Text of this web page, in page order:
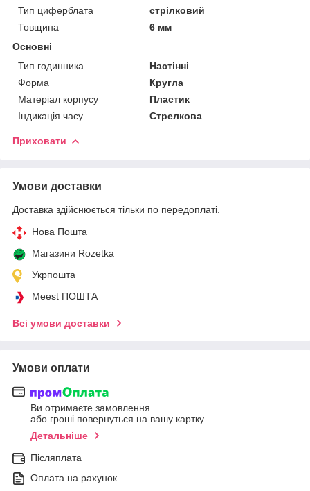
Тип циферблата
стрілковий
Товщина
6 мм
Основні
Тип годинника
Настінні
Форма
Кругла
Матеріал корпусу
Пластик
Індикація часу
Стрелкова
Приховати
Умови доставки
Доставка здійснюється тільки по передоплаті.
Нова Пошта
Магазини Rozetka
Укрпошта
Meest ПОШТА
Всі умови доставки
Умови оплати
Ви отримаєте замовлення
або гроші повернуться на вашу картку
Детальніше
Післяплата
Оплата на рахунок